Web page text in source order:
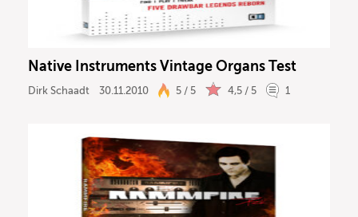
Native Instruments Vintage Organs Test
Dirk Schaadt 30.11.2010 5 / 5 4,5 / 5 1